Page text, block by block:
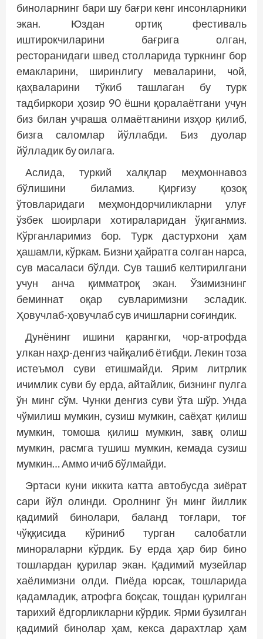
биноларнинг бари шу бағри кенг инсонларники
экан. Юздан ортиқ фестиваль
иштирокчиларини бағрига олган,
ресторанидаги швед столларида туркнинг бор
емакларини, ширинлигу меваларини, чой,
қаҳваларини тўкиб ташлаган бу турк
тадбиркори ҳозир 90 ёшни қоралаётгани учун
биз билан учраша олмаётганини изҳор қилиб,
бизга саломлар йўллабди. Биз дуолар
йўлладик бу оилага.
Аслида, туркий халқлар меҳмоннавоз
бўлишини биламиз. Қирғизу қозоқ
ўтовларидаги меҳмондорчиликларни улуғ
ўзбек шоирлари хотираларидан ўқиганмиз.
Кўрганларимиз бор. Турк дастурхони ҳам
ҳашамли, кўркам. Бизни ҳайратга солган нарса,
сув масаласи бўлди. Сув ташиб келтирилгани
учун анча қимматроқ экан. Ўзимизнинг
беминнат оқар сувларимизни эсладик.
Ҳовучлаб-ҳовучлаб сув ичишларни соғиндик.
Дунёнинг ишини қарангки, чор-атрофда
улкан наҳр-денгиз чайқалиб ётибди. Лекин тоза
истеъмол суви етишмайди. Ярим литрлик
ичимлик суви бу ерда, айтайлик, бизнинг пулга
ўн минг сўм. Чунки денгиз суви ўта шўр. Унда
чўмилиш мумкин, сузиш мумкин, саёҳат қилиш
мумкин, томоша қилиш мумкин, завқ олиш
мумкин, расмга тушиш мумкин, кемада сузиш
мумкин… Аммо ичиб бўлмайди.
Эртаси куни иккита катта автобусда зиёрат
сари йўл олинди. Оролнинг ўн минг йиллик
қадимий бинолари, баланд тоғлари, тоғ
чўққисида кўриниб турган салобатли
минораларни кўрдик. Бу ерда ҳар бир бино
тош­лардан қурилар экан. Қадимий музейлар
хаёлимизни олди. Пиёда юрсак, тошларида
қадамладик, атрофга боқсак, тошдан қурилган
тарихий ёдгорликларни кўрдик. Ярми бузилган
қадимий бинолар ҳам, кекса дарахтлар ҳам